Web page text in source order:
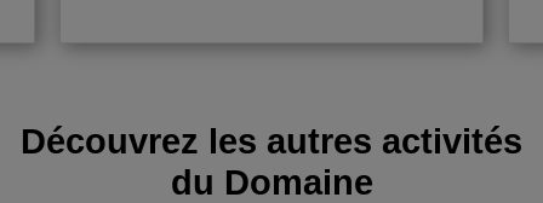
Contact
Découvrez les autres activités
du Domaine